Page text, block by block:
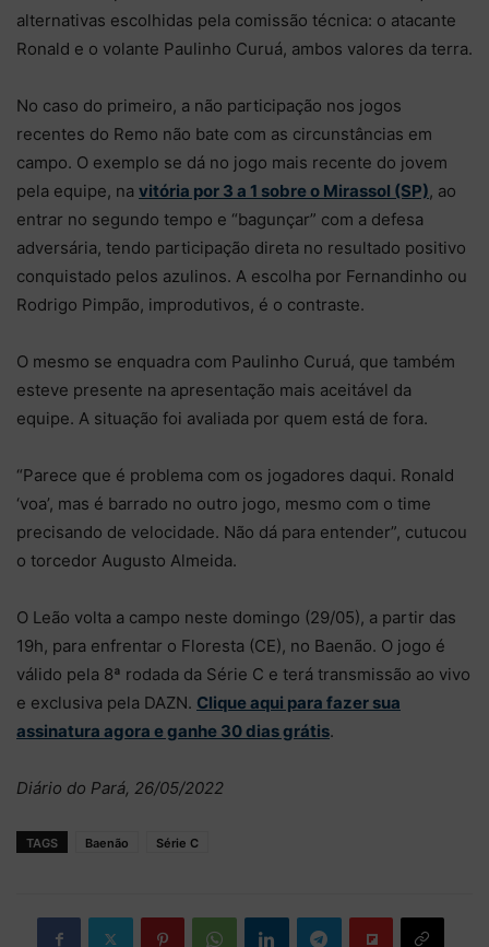
alternativas escolhidas pela comissão técnica: o atacante
Ronald e o volante Paulinho Curuá, ambos valores da terra.
No caso do primeiro, a não participação nos jogos
recentes do Remo não bate com as circunstâncias em
campo. O exemplo se dá no jogo mais recente do jovem
pela equipe, na vitória por 3 a 1 sobre o Mirassol (SP), ao
entrar no segundo tempo e “bagunçar” com a defesa
adversária, tendo participação direta no resultado positivo
conquistado pelos azulinos. A escolha por Fernandinho ou
Rodrigo Pimpão, improdutivos, é o contraste.
O mesmo se enquadra com Paulinho Curuá, que também
esteve presente na apresentação mais aceitável da
equipe. A situação foi avaliada por quem está de fora.
“Parece que é problema com os jogadores daqui. Ronald
‘voa’, mas é barrado no outro jogo, mesmo com o time
precisando de velocidade. Não dá para entender”, cutucou
o torcedor Augusto Almeida.
O Leão volta a campo neste domingo (29/05), a partir das
19h, para enfrentar o Floresta (CE), no Baenão. O jogo é
válido pela 8ª rodada da Série C e terá transmissão ao vivo
e exclusiva pela DAZN. Clique aqui para fazer sua
assinatura agora e ganhe 30 dias grátis.
Diário do Pará, 26/05/2022
TAGS Baenão Série C